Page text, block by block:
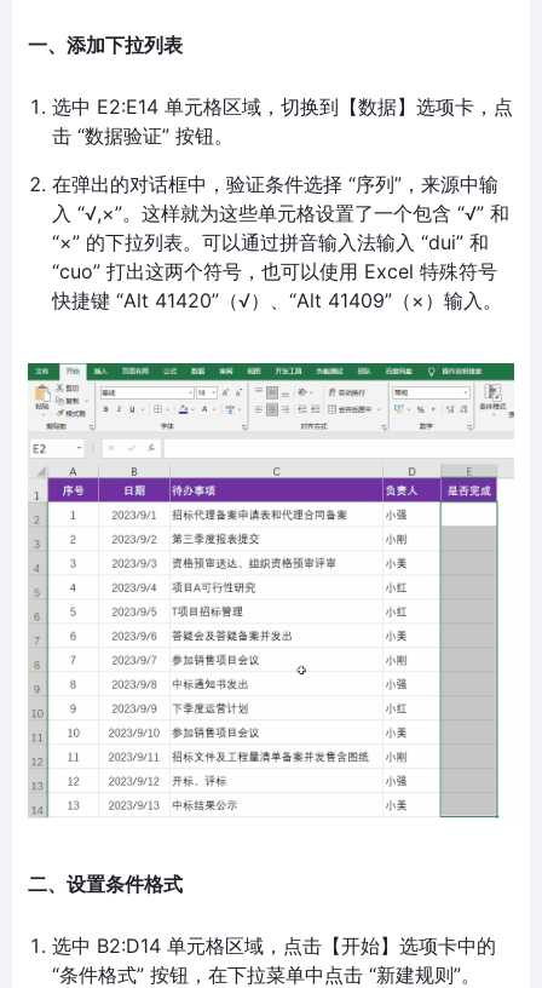
一、添加下拉列表
选中 E2:E14 单元格区域，切换到【数据】选项卡，点
击 “数据验证” 按钮。
在弹出的对话框中，验证条件选择 “序列”，来源中输
入 “√,×”。这样就为这些单元格设置了一个包含 “√” 和
“×” 的下拉列表。可以通过拼音输入法输入 “dui” 和
“cuo” 打出这两个符号，也可以使用 Excel 特殊符号
快捷键 “Alt 41420”（√）、“Alt 41409”（×）输入。
二、设置条件格式
选中 B2:D14 单元格区域，点击【开始】选项卡中的
“条件格式” 按钮，在下拉菜单中点击 “新建规则”。